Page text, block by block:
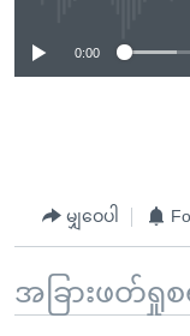
0:00
မျှဝေပါ
အခြားဖတ်ရှုစ